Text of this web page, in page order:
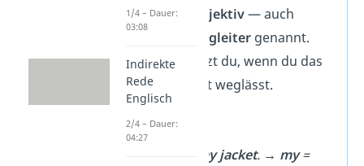
Possessivadjektiv— auch
Possessivbegleitergenannt.
Diese benutzt du, wenn du das
Nomen nicht weglässt.
➡️ Beispiel:
my jacket. → my=
1/4 – Dauer:
03:08
Indirekte
Rede
Englisch
2/4 – Dauer:
04:27